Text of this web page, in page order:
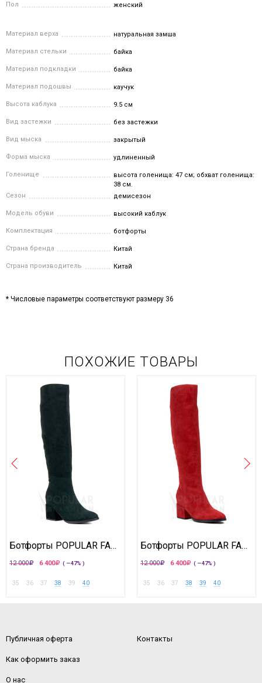
Пол женский
Материал верха натуральная замша
Материал стельки байка
Материал подкладки байка
Материал подошвы каучук
Высота каблука 9.5 см
Вид застежки без застежки
Вид мыска закрытый
Форма мыска удлиненный
Голенище
высота голенища: 47 см; обхват голенища:
38 см.
Сезон
демисезон
Модель обуви высокий каблук
Комплектация ботфорты
Страна бренда Китай
Страна производитель Китай
* Числовые параметры соответствуют размеру 36
ПОХОЖИЕ ТОВАРЫ
Ботфорты POPULAR FASHION
12 000 6 400 ( —47% )
35 36 37 38 39 40
Ботфорты POPULAR FASHION
12 000 6 400 ( —47% )
35 36 37 38 39 40
Публичная оферта
Как оформить заказ
О нас
Контакты